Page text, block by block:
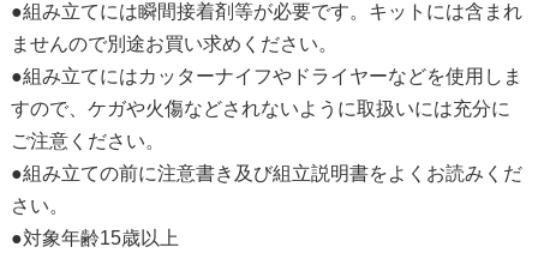
●組み立てには瞬間接着剤等が必要です。キットには含まれ
ませんので別途お買い求めください。
●組み立てにはカッターナイフやドライヤーなどを使用しま
すので、ケガや火傷などされないように取扱いには充分に
ご注意ください。
●組み立ての前に注意書き及び組立説明書をよくお読みくだ
さい。
●対象年齢15歳以上